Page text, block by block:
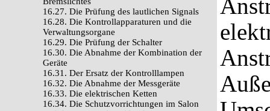
16.27. Die Prüfung des lautlichen Signals
16.28. Die Kontrollapparaturen und die
Verwaltungsorgane
16.29. Die Prüfung der Schalter
16.30. Die Abnahme der Kombination der
Geräte
16.31. Der Ersatz der Kontrolllampen
16.32. Die Abnahme der Messgeräte
16.33. Die elektrischen Ketten
16.34. Die Schutzvorrichtungen im Salon